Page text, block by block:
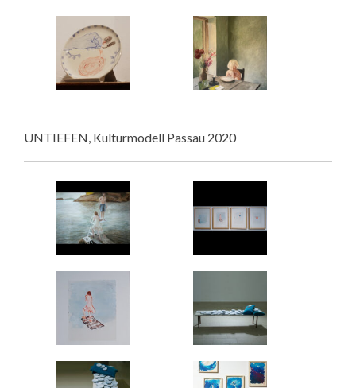
UNTIEFEN, Kulturmodell Passau 2020